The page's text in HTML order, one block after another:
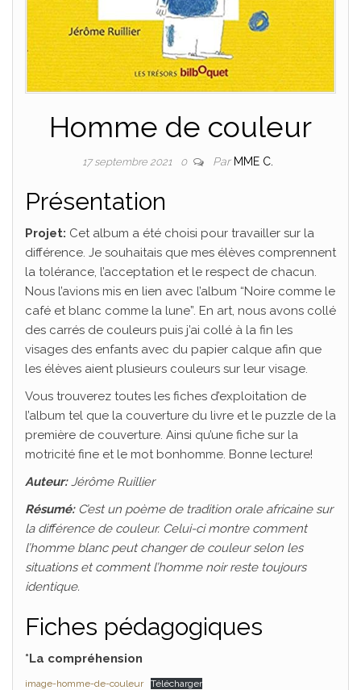
Homme de couleur
17 septembre 2021 0 Par MME C.
Présentation
Projet: Cet album a été choisi pour travailler sur la
différence. Je souhaitais que mes élèves comprennent
la tolérance, l’acceptation et le respect de chacun.
Nous l’avions mis en lien avec l’album “Noire comme le
café et blanc comme la lune”. En art, nous avons collé
des carrés de couleurs puis j’ai collé à la fin les
visages des enfants avec du papier calque afin que
les élèves aient plusieurs couleurs sur leur visage.
Vous trouverez toutes les fiches d’exploitation de
l’album tel que la couverture du livre et le puzzle de la
première de couverture. Ainsi qu’une fiche sur la
motricité fine et le mot bonhomme. Bonne lecture!
Auteur:Jérôme Ruillier
Résumé:C’est un poème de tradition orale africaine sur
la différence de couleur. Celui-ci montre comment
l’homme blanc peut changer de couleur selon les
situations et comment l’homme noir reste toujours
identique.
Fiches pédagogiques
*La compréhension
image-homme-de-couleur
Télécharger